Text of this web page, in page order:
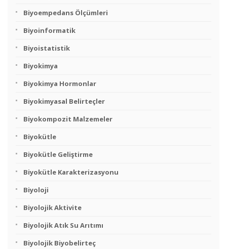
Biyoempedans Ölçümleri
Biyoinformatik
Biyoistatistik
Biyokimya
Biyokimya Hormonlar
Biyokimyasal Belirteçler
Biyokompozit Malzemeler
Biyokütle
Biyokütle Geliştirme
Biyokütle Karakterizasyonu
Biyoloji
Biyolojik Aktivite
Biyolojik Atık Su Arıtımı
Biyolojik Biyobelirteç